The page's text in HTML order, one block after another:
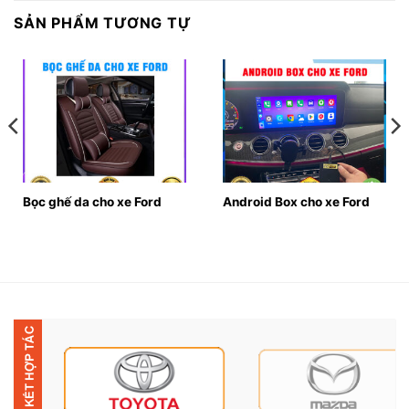
đầy đủ ánh sáng để dễ dàng quan sát và tạo sự đổi
mới cho xe. Sản phẩm nảy có thể dễ dàng tùy biến
theo sở thích cũng như là cung cấp ánh sáng với nhiều
màu sắc ấn tượng khác nhau làm cho khoang nội thất
trở nên nổi bật hơn.
● Led nội thất ô tô cho xe Ford còn có thể điều chỉnh
dễ dàng nhờ vào sự kết nối với Smartphone hoặc màn
SẢN PHẨM TƯƠNG TỰ
Bọc ghế da cho xe Ford Android Box cho xe Ford